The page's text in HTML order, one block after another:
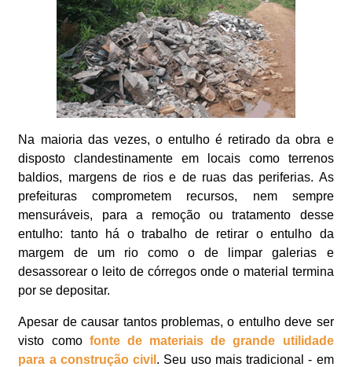
Na maioria das vezes, o entulho é retirado da obra e
disposto clandestinamente em locais como terrenos
baldios, margens de rios e de ruas das periferias. As
prefeituras comprometem recursos, nem sempre
mensuráveis, para a remoção ou tratamento desse
entulho: tanto há o trabalho de retirar o entulho da
margem de um rio como o de limpar galerias e
desassorear o leito de córregos onde o material termina
por se depositar.
Apesar de causar tantos problemas, o entulho deve ser
visto como fonte de materiais de grande utilidade
para a construção civil . Seu uso mais tradicional - em